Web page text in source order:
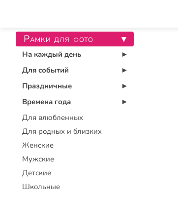
Рамки для фото ▾
На каждый день ▾
Для событий ▾
Праздничные ▾
Времена года ▾
Для влюбленных
Для родных и близких
Женские
Мужские
Детские
Школьные